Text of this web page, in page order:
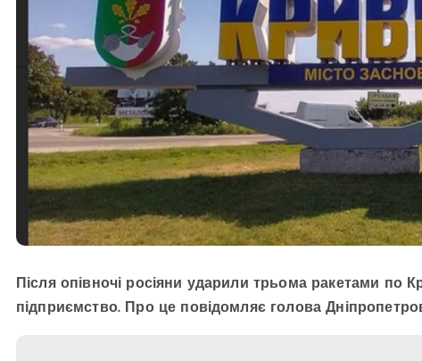
Після опівночі росіяни ударили трьома ракетами
підприємство. Про це повідомляє голова